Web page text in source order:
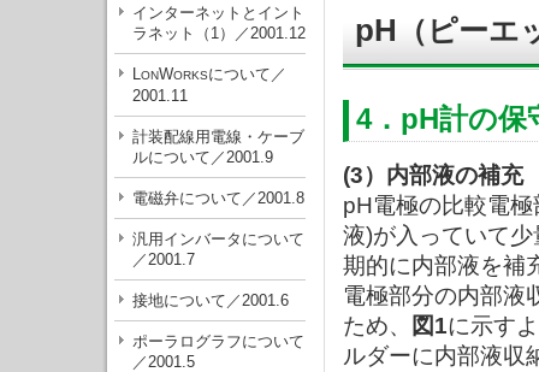
インターネットとイント
ラネット（1）／2001.12
LONWORKSについて／
2001.11
計装配線用電線・ケーブ
ルについて／2001.9
電磁弁について／2001.8
汎用インバータについて
／2001.7
接地について／2001.6
ポーラログラフについて
／2001.5
pH （ピーエ
4．pH計の保
(3）内部液の補充
pH電極の比較電
液)が入っていて
期的に内部液を補
電極部分の内部液
ため、
図1に示す
ルダーに内部液収